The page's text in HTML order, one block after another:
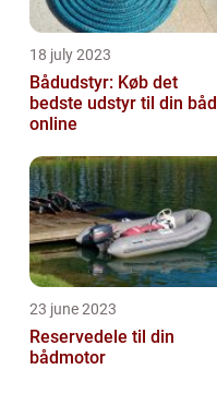
18 july 2023
Bådudstyr: Køb det
bedste udstyr til din båd
online
23 june 2023
Reservedele til din
bådmotor